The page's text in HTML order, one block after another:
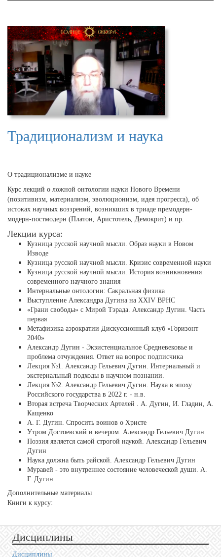
Традиционализм и наука
О традиционализме и науке
Курс лекций о ложной онтологии науки Нового Времени
(позитивизм, материализм, эволюционизм, идея прогресса), об
истоках научных воззрений, возникших в триаде премодерн-
модерн-постмодерн (Платон, Аристотель, Демокрит) и пр.
Лекции курса:
Кузница русской научной мысли. Образ науки в Новом
Изводе
Кузница русской научной мысли. Кризис современной науки
Кузница русской научной мысли. История возникновения
современного научного знания
Интернальные онтологии: Сакральная физика
Выступление Александра Дугина на XXIV ВРНС
«Грани свободы» с Мирой Тэрада. Александр Дугин. Часть
первая
Метафизика аэрократии Дискуссионный клуб «Горизонт
2040»
Александр Дугин - Экзистенциальное Средневековье и
проблема отчуждения. Ответ на вопрос подписчика
Лекция №1. Александр Гельевич Дугин. Интернальный и
экстернальный подходы в научном познании.
Лекция №2. Александр Гельевич Дугин. Наука в эпоху
Российского государства в 2022 г. - н.в.
Вторая встреча Творческих Артелей . А. Дугин, И. Гладин, А.
Кащенко
А. Г. Дугин. Спросить воинов о Христе
Утром Достоевский и вечером. Александр Гельевич Дугин
Поэзия является самой строгой наукой. Александр Гельевич
Дугин
Наука должна быть райской. Александр Гельевич Дугин
Муравей - это внутреннее состояние человеческой души. А.
Г. Дугин
Дополнительные материалы
Книги к курсу:
Дисциплины
Дисциплины